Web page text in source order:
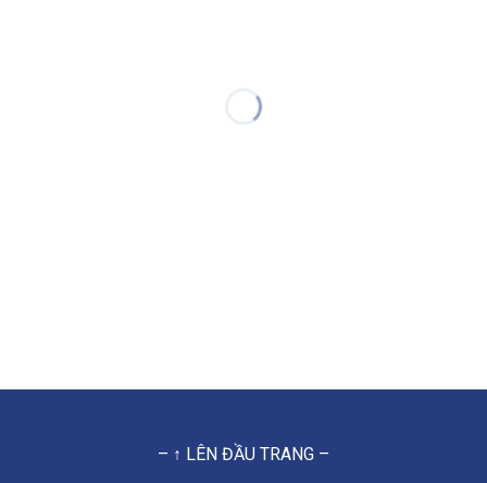
– ↑ LÊN ĐẦU TRANG –